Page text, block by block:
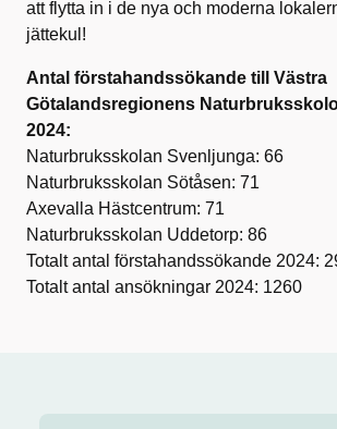
att flytta in i de nya och moderna
jättekul!
Antal förstahandssökande till Västra
Götalandsregionens
2024:
Naturbruksskolan Svenljunga: 66
Naturbruksskolan Sötåsen: 71
Axevalla Hästcentrum: 71
Naturbruksskolan Uddetorp: 86
Totalt antal förstahandssökande 2024:
Totalt antal ansökningar 2024: 1260